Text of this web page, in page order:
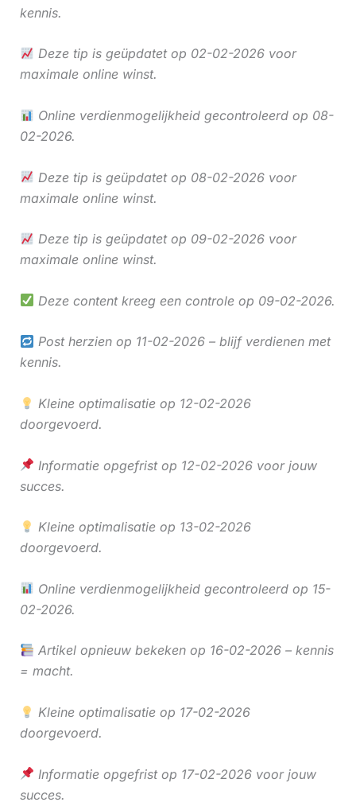
kennis.
Deze tip is geüpdatet op 02-02-2026 voor
maximale online winst.
Online verdienmogelijkheid gecontroleerd op 08-
02-2026.
Deze tip is geüpdatet op 08-02-2026 voor
maximale online winst.
Deze tip is geüpdatet op 09-02-2026 voor
maximale online winst.
Deze content kreeg een controle op 09-02-2026.
Post herzien op 11-02-2026 – blijf verdienen met
kennis.
Kleine optimalisatie op 12-02-2026
doorgevoerd.
Informatie opgefrist op 12-02-2026 voor jouw
succes.
Kleine optimalisatie op 13-02-2026
doorgevoerd.
Online verdienmogelijkheid gecontroleerd op 15-
02-2026.
Artikel opnieuw bekeken op 16-02-2026 – kennis
= macht.
Kleine optimalisatie op 17-02-2026
doorgevoerd.
Informatie opgefrist op 17-02-2026 voor jouw
succes.